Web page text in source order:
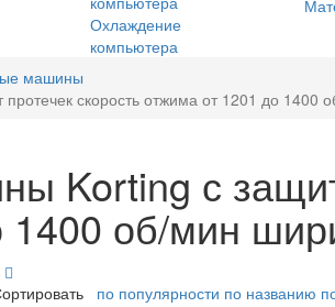
Охлаждение
компьютера
машины
скорость отжима от 1201 до 1400
Korting с
1400 об/мин
по популярности по названию